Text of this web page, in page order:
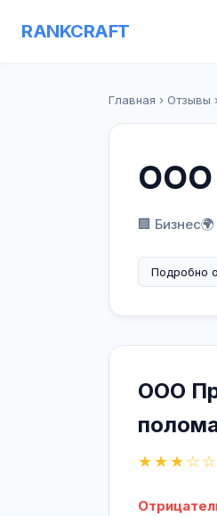
RANKCRAFT
Главная › Отзывы ›
ООО
🏢 Бизнес
Подробно
ООО
★★★☆☆